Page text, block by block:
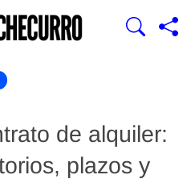
de alquiler:
plazos y